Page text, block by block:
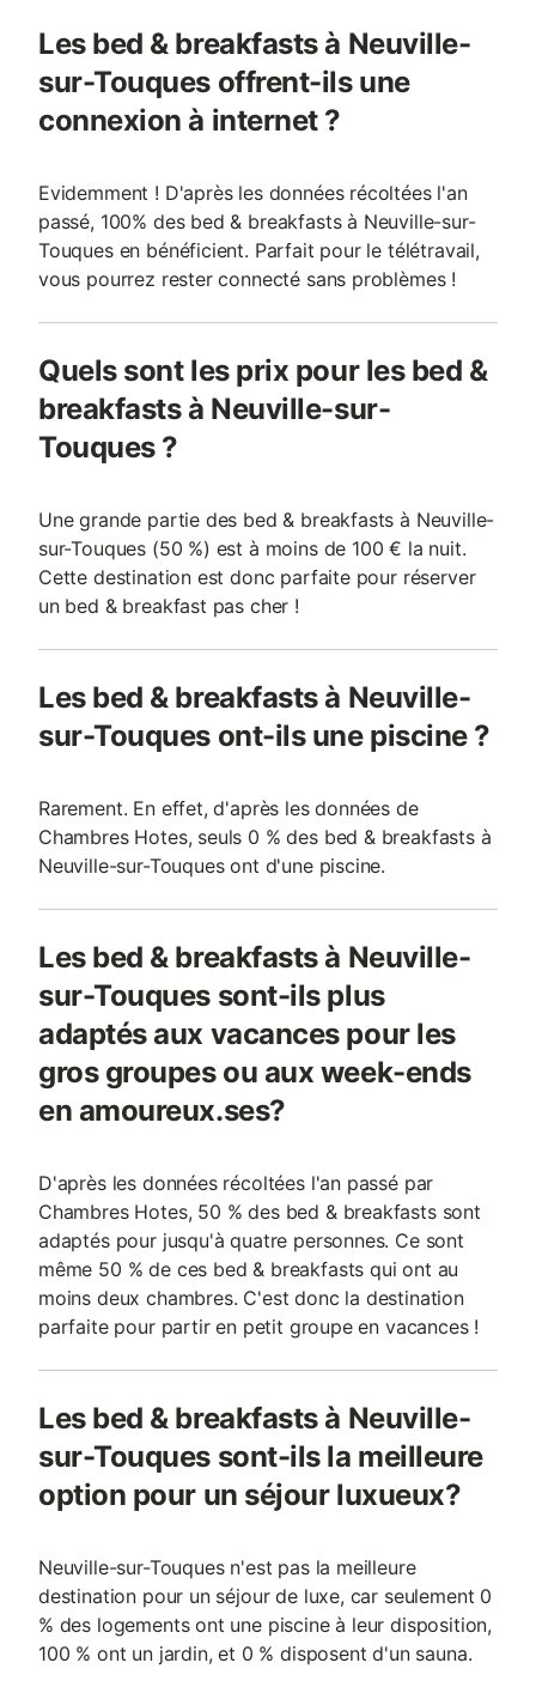
Les bed & breakfasts à Neuville-
sur-Touques offrent-ils une
connexion à internet ?
Evidemment ! D'après les données récoltées l'an
passé, 100% des bed & breakfasts à Neuville-sur-
Touques en bénéficient. Parfait pour le télétravail,
vous pourrez rester connecté sans problèmes !
Quels sont les prix pour les bed &
breakfasts à Neuville-sur-
Touques ?
Une grande partie des bed & breakfasts à Neuville-
sur-Touques (50 %) est à moins de 100 € la nuit.
Cette destination est donc parfaite pour réserver
un bed & breakfast pas cher !
Les bed & breakfasts à Neuville-
sur-Touques ont-ils une piscine ?
Rarement. En effet, d'après les données de
Chambres Hotes, seuls 0 % des bed & breakfasts à
Neuville-sur-Touques ont d'une piscine.
Les bed & breakfasts à Neuville-
sur-Touques sont-ils plus
adaptés aux vacances pour les
gros groupes ou aux week-ends
en amoureux.ses?
D'après les données récoltées l'an passé par
Chambres Hotes, 50 % des bed & breakfasts sont
adaptés pour jusqu'à quatre personnes. Ce sont
même 50 % de ces bed & breakfasts qui ont au
moins deux chambres. C'est donc la destination
parfaite pour partir en petit groupe en vacances !
Les bed & breakfasts à Neuville-
sur-Touques sont-ils la meilleure
option pour un séjour luxueux?
Neuville-sur-Touques n'est pas la meilleure
destination pour un séjour de luxe, car seulement 0
% des logements ont une piscine à leur disposition,
100 % ont un jardin, et 0 % disposent d'un sauna.